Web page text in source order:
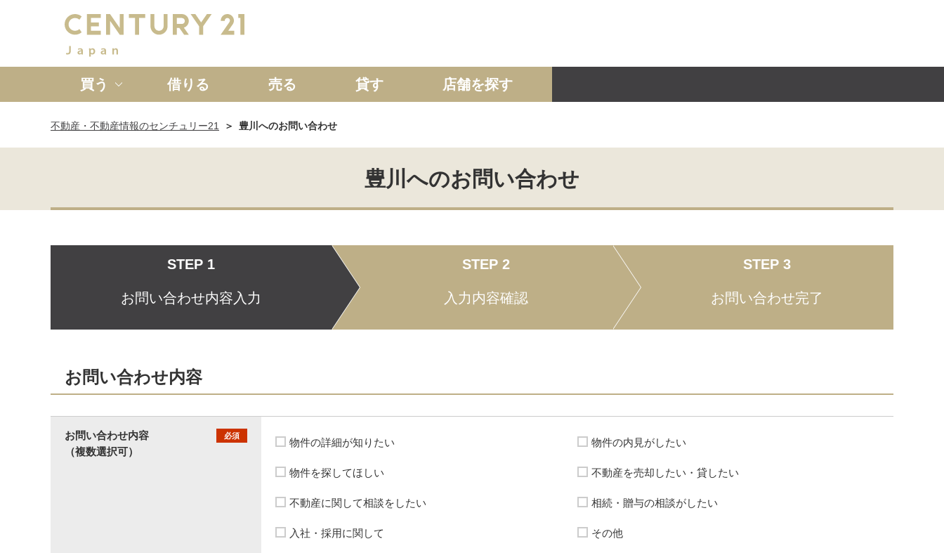
買う
新築一戸建て 中古一戸建て
借りる 売る 貸す 店舗を探す
不動産・不動産情報のセンチュリー21 豊川へのお問い合わせ
豊川へのお問い合わせ
STEP 1
お問い合わせ内容入力
STEP 2
入力内容確認
STEP 3
お問い合わせ完了
お問い合わせ内容
お問い合わせ内容
（複数選択可）
必須
物件の詳細が知りたい 物件の内見がしたい
物件を探してほしい 不動産を売却したい・貸したい
不動産に関して相談をしたい 相続・贈与の相談がしたい
入社・採用に関して その他